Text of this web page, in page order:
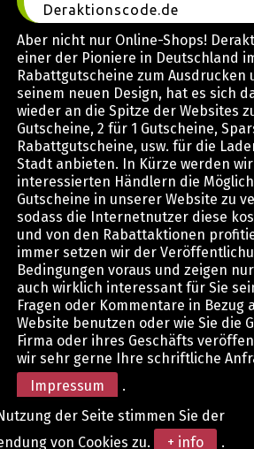
Deraktionscode.de
Aber nicht nur Online-Shops!
einer der Pioniere in Deutschland
Rabattgutscheine zum Ausdrucken
seinem neuen Design, hat es sich
wieder an die Spitze der Websites
Gutscheine, 2 für 1 Gutscheine,
Rabattgutscheine, usw. für die
Stadt anbieten. In Kürze werden
interessierten Händlern die
Gutscheine in unserer Website zu
sodass die Internetnutzer diese
und von den Rabattaktionen
immer setzen wir der
Bedingungen voraus und zeigen
auch wirklich interessant für Sie
Fragen oder Kommentare in Bezug
Website benutzen oder wie Sie die
Firma oder ihres Geschäfts
wir sehr gerne Ihre schriftliche
Impressum
.
der Seite stimmen Sie der
von Cookies zu.
+ info .